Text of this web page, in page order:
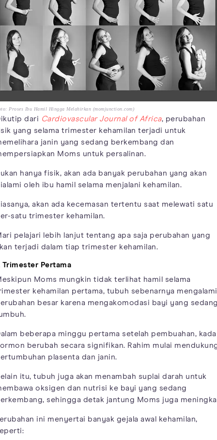
Proses Ibu Hamil Hingga Melahirkan (momjunction.com)
dari Cardiovascular Journal of Africa, perubahan
yang selama trimester kehamilan terjadi untuk
janin yang sedang berkembang dan
Moms untuk persalinan.
hanya fisik, akan ada banyak perubahan yang akan
oleh ibu hamil selama menjalani kehamilan.
akan ada kecemasan tertentu saat melewati satu
satu trimester kehamilan.
pelajari lebih lanjut tentang apa saja perubahan yang
terjadi dalam tiap trimester kehamilan.
Trimester Pertama
Moms mungkin tidak terlihat hamil selama
kehamilan pertama, tubuh sebenarnya mengalami
besar karena mengakomodasi bayi yang
beberapa minggu pertama setelah pembuahan,
berubah secara signifikan. Rahim mulai
plasenta dan janin.
itu, tubuh juga akan menambah suplai darah untuk
oksigen dan nutrisi ke bayi yang sedang
sehingga detak jantung Moms juga
ini menyertai banyak gejala awal kehamilan,